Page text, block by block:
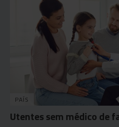
PAÍS
Utentes sem médico de